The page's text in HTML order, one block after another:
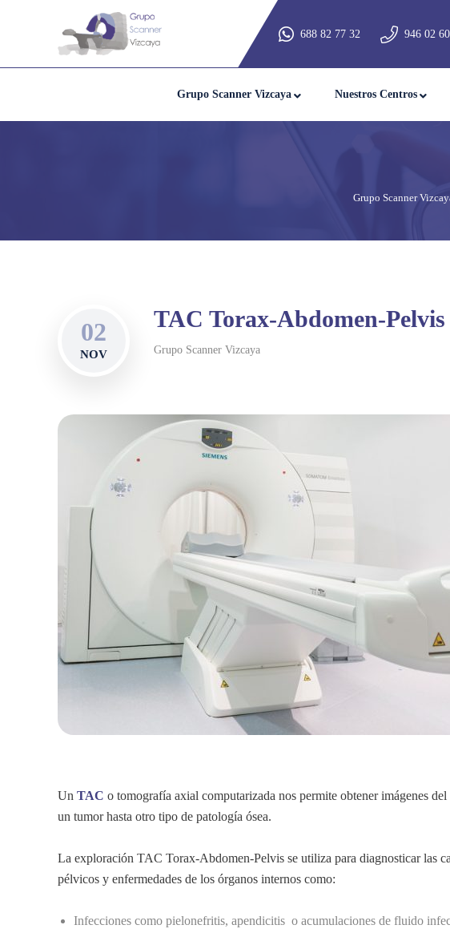
688 82 77 32 946 02
Grupo Scanner Vizcaya Nuestros Centros
Grupo Scanner
02
NOV
TAC Torax-Abdomen-
Grupo Scanner Vizcaya
Un TAC o tomografía axial computarizada nos permite obtener imágenes
un tumor hasta otro tipo de patología ósea.
La exploración TAC Torax-Abdomen-Pelvis se utiliza para diagnosticar las
pélvicos y enfermedades de los órganos internos como:
Infecciones como pielonefritis, apendicitis o acumulaciones de fluido